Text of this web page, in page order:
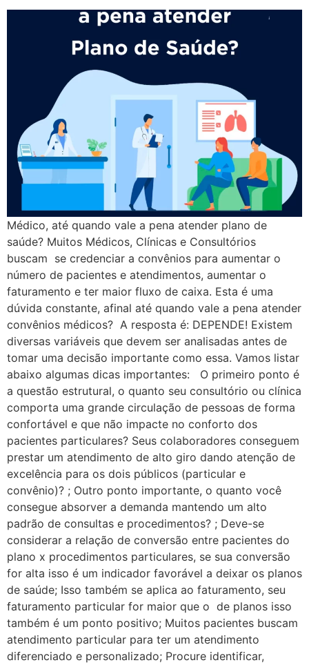
Médico, até quando vale a pena atender plano de
saúde? Muitos Médicos, Clínicas e Consultórios
buscam se credenciar a convênios para aumentar o
número de pacientes e atendimentos, aumentar o
faturamento e ter maior fluxo de caixa. Esta é uma
dúvida constante, afinal até quando vale a pena atender
convênios médicos? A resposta é: DEPENDE! Existem
diversas variáveis que devem ser analisadas antes de
tomar uma decisão importante como essa. Vamos listar
abaixo algumas dicas importantes: O primeiro ponto é
a questão estrutural, o quanto seu consultório ou clínica
comporta uma grande circulação de pessoas de forma
confortável e que não impacte no conforto dos
pacientes particulares? Seus colaboradores conseguem
prestar um atendimento de alto giro dando atenção de
excelência para os dois públicos (particular e
convênio)? ; Outro ponto importante, o quanto você
consegue absorver a demanda mantendo um alto
padrão de consultas e procedimentos? ; Deve-se
considerar a relação de conversão entre pacientes do
plano x procedimentos particulares, se sua conversão
for alta isso é um indicador favorável a deixar os planos
de saúde; Isso também se aplica ao faturamento, seu
faturamento particular for maior que o de planos isso
também é um ponto positivo; Muitos pacientes buscam
atendimento particular para ter um atendimento
diferenciado e personalizado; Procure identificar,